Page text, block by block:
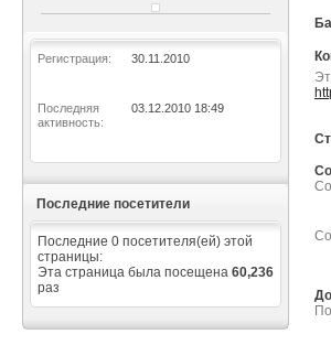
Регистрация 30.11.2010
Последняя
активность
03.12.2010 18:49
Последние посетители
Последние 0 посетителя(ей) этой
страницы:
Эта страница была посещена 60,236
раз